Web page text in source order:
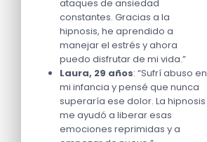
ataques de ansiedad
constantes. Gracias a la
hipnosis, he aprendido a
manejar el estrés y ahora
puedo disfrutar de mi vida.”
Laura, 29 años: “Sufrí abuso en
mi infancia y pensé que nunca
superaría ese dolor. La hipnosis
me ayudó a liberar esas
emociones reprimidas y a